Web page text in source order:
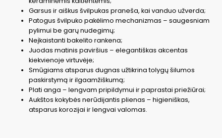
Garsus ir aiškus švilpukas praneša, kai vanduo užverda;
Patogus švilpuko pakėlimo mechanizmas – saugesniam
pylimui be garų nudegimų;
Neįkaistanti bakelito rankena;
Juodas matinis paviršius – elegantiškas akcentas
kiekvienoje virtuvėje;
Smūgiams atsparus dugnas užtikrina tolygų šilumos
paskirstymą ir ilgaamžiškumą;
Plati anga – lengvam pripildymui ir paprastai priežiūrai;
Aukštos kokybės nerūdijantis plienas – higieniškas,
atsparus korozijai ir lengvai valomas.